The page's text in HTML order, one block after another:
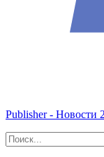
Publisher - Новости